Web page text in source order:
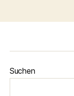
Suchen